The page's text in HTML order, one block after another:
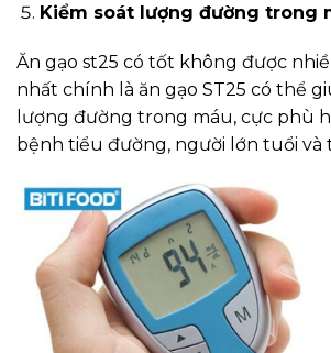
Kiểm soát lượng đường trong
Ăn gạo st25 có tốt không được
nhất chính là ăn gạo ST25 có thể
lượng đường trong máu, cực phù
bệnh tiểu đường, người lớn tuổi và